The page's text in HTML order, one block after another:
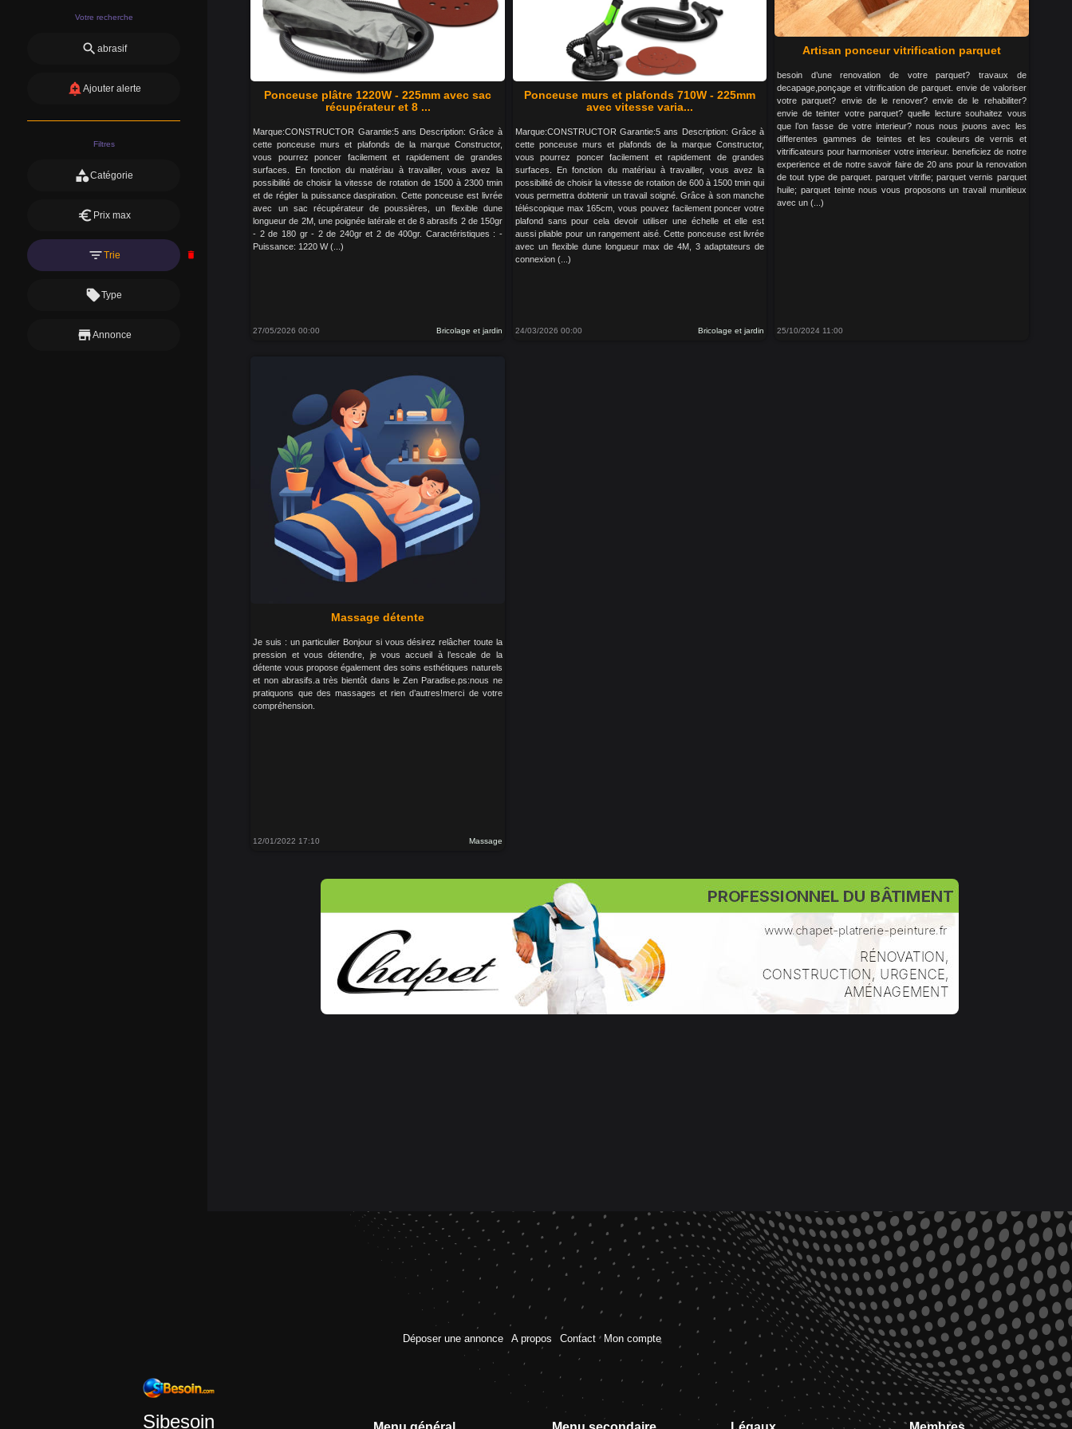
Votre recherche
search abrasif
add_alertAjouter alerte
Filtres
categoryCatégorie
euro Prix max
filter_listTrie delete
local_offerType
storeAnnonce
Ponceuse plâtre 1220W - 225mm avec sac
récupérateur et 8 ...
Marque:CONSTRUCTOR Garantie:5 ans Description: Grâce à
cette ponceuse murs et plafonds de la marque Constructor,
vous pourrez poncer facilement et rapidement de grandes
surfaces. En fonction du matériau à travailler, vous avez la
possibilité de choisir la vitesse de rotation de 1500 à 2300 tmin
et de régler la puissance daspiration. Cette ponceuse est livrée
avec un sac récupérateur de poussières, un flexible dune
longueur de 2M, une poignée latérale et de 8 abrasifs 2 de 150gr
- 2 de 180 gr - 2 de 240gr et 2 de 400gr. Caractéristiques : -
Puissance: 1220 W (...)
27/05/2026 00:00 Bricolage et jardin
Ponceuse murs et plafonds 710W - 225mm
avec vitesse varia...
Marque:CONSTRUCTOR Garantie:5 ans Description: Grâce à
cette ponceuse murs et plafonds de la marque Constructor,
vous pourrez poncer facilement et rapidement de grandes
surfaces. En fonction du matériau à travailler, vous avez la
possibilité de choisir la vitesse de rotation de 600 à 1500 tmin qui
vous permettra dobtenir un travail soigné. Grâce à son manche
téléscopique max 165cm, vous pouvez facilement poncer votre
plafond sans pour cela devoir utiliser une échelle et elle est
aussi pliable pour un rangement aisé. Cette ponceuse est livrée
avec un flexible dune longueur max de 4M, 3 adaptateurs de
connexion (...)
24/03/2026 00:00 Bricolage et jardin
Artisan ponceur vitrification parquet
besoin d’une renovation de votre parquet? travaux de
decapage,ponçage et vitrification de parquet. envie de valoriser
votre parquet? envie de le renover? envie de le rehabiliter?
envie de teinter votre parquet? quelle lecture souhaitez vous
que l’on fasse de votre interieur? nous nous jouons avec les
differentes gammes de teintes et les couleurs de vernis et
vitrificateurs pour harmoniser votre interieur. beneficiez de notre
experience et de notre savoir faire de 20 ans pour la renovation
de tout type de parquet. parquet vitrifie; parquet vernis parquet
huile; parquet teinte nous vous proposons un travail munitieux
avec un (...)
25/10/2024 11:00
Massage détente
Je suis : un particulier Bonjour si vous désirez relâcher toute la
pression et vous détendre, je vous accueil à l’escale de la
détente vous propose également des soins esthétiques naturels
et non abrasifs.a très bientôt dans le Zen Paradise.ps:nous ne
pratiquons que des massages et rien d’autres!merci de votre
compréhension.
12/01/2022 17:10 Massage
Déposer une annonce A propos Contact Mon compte
Sibesoin